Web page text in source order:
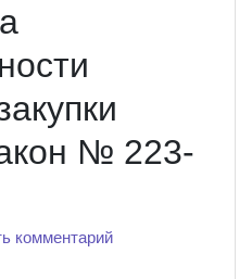
№ 223-
комментарий